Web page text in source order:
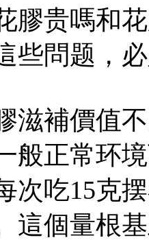
膠贵嗎和
些問题，
滋補價值
般正常环
次吃15克
這個量根